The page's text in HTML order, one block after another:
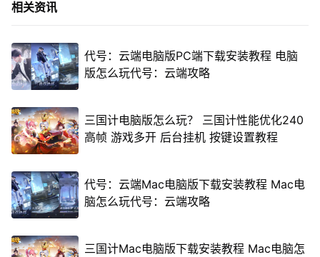
相关资讯
代号：云端电脑版PC端下载安装教程 电脑
版怎么玩代号：云端攻略
三国计电脑版怎么玩？ 三国计性能优化240
高帧 游戏多开 后台挂机 按键设置教程
代号：云端Mac电脑版下载安装教程 Mac电
脑怎么玩代号：云端攻略
三国计Mac电脑版下载安装教程 Mac电脑怎